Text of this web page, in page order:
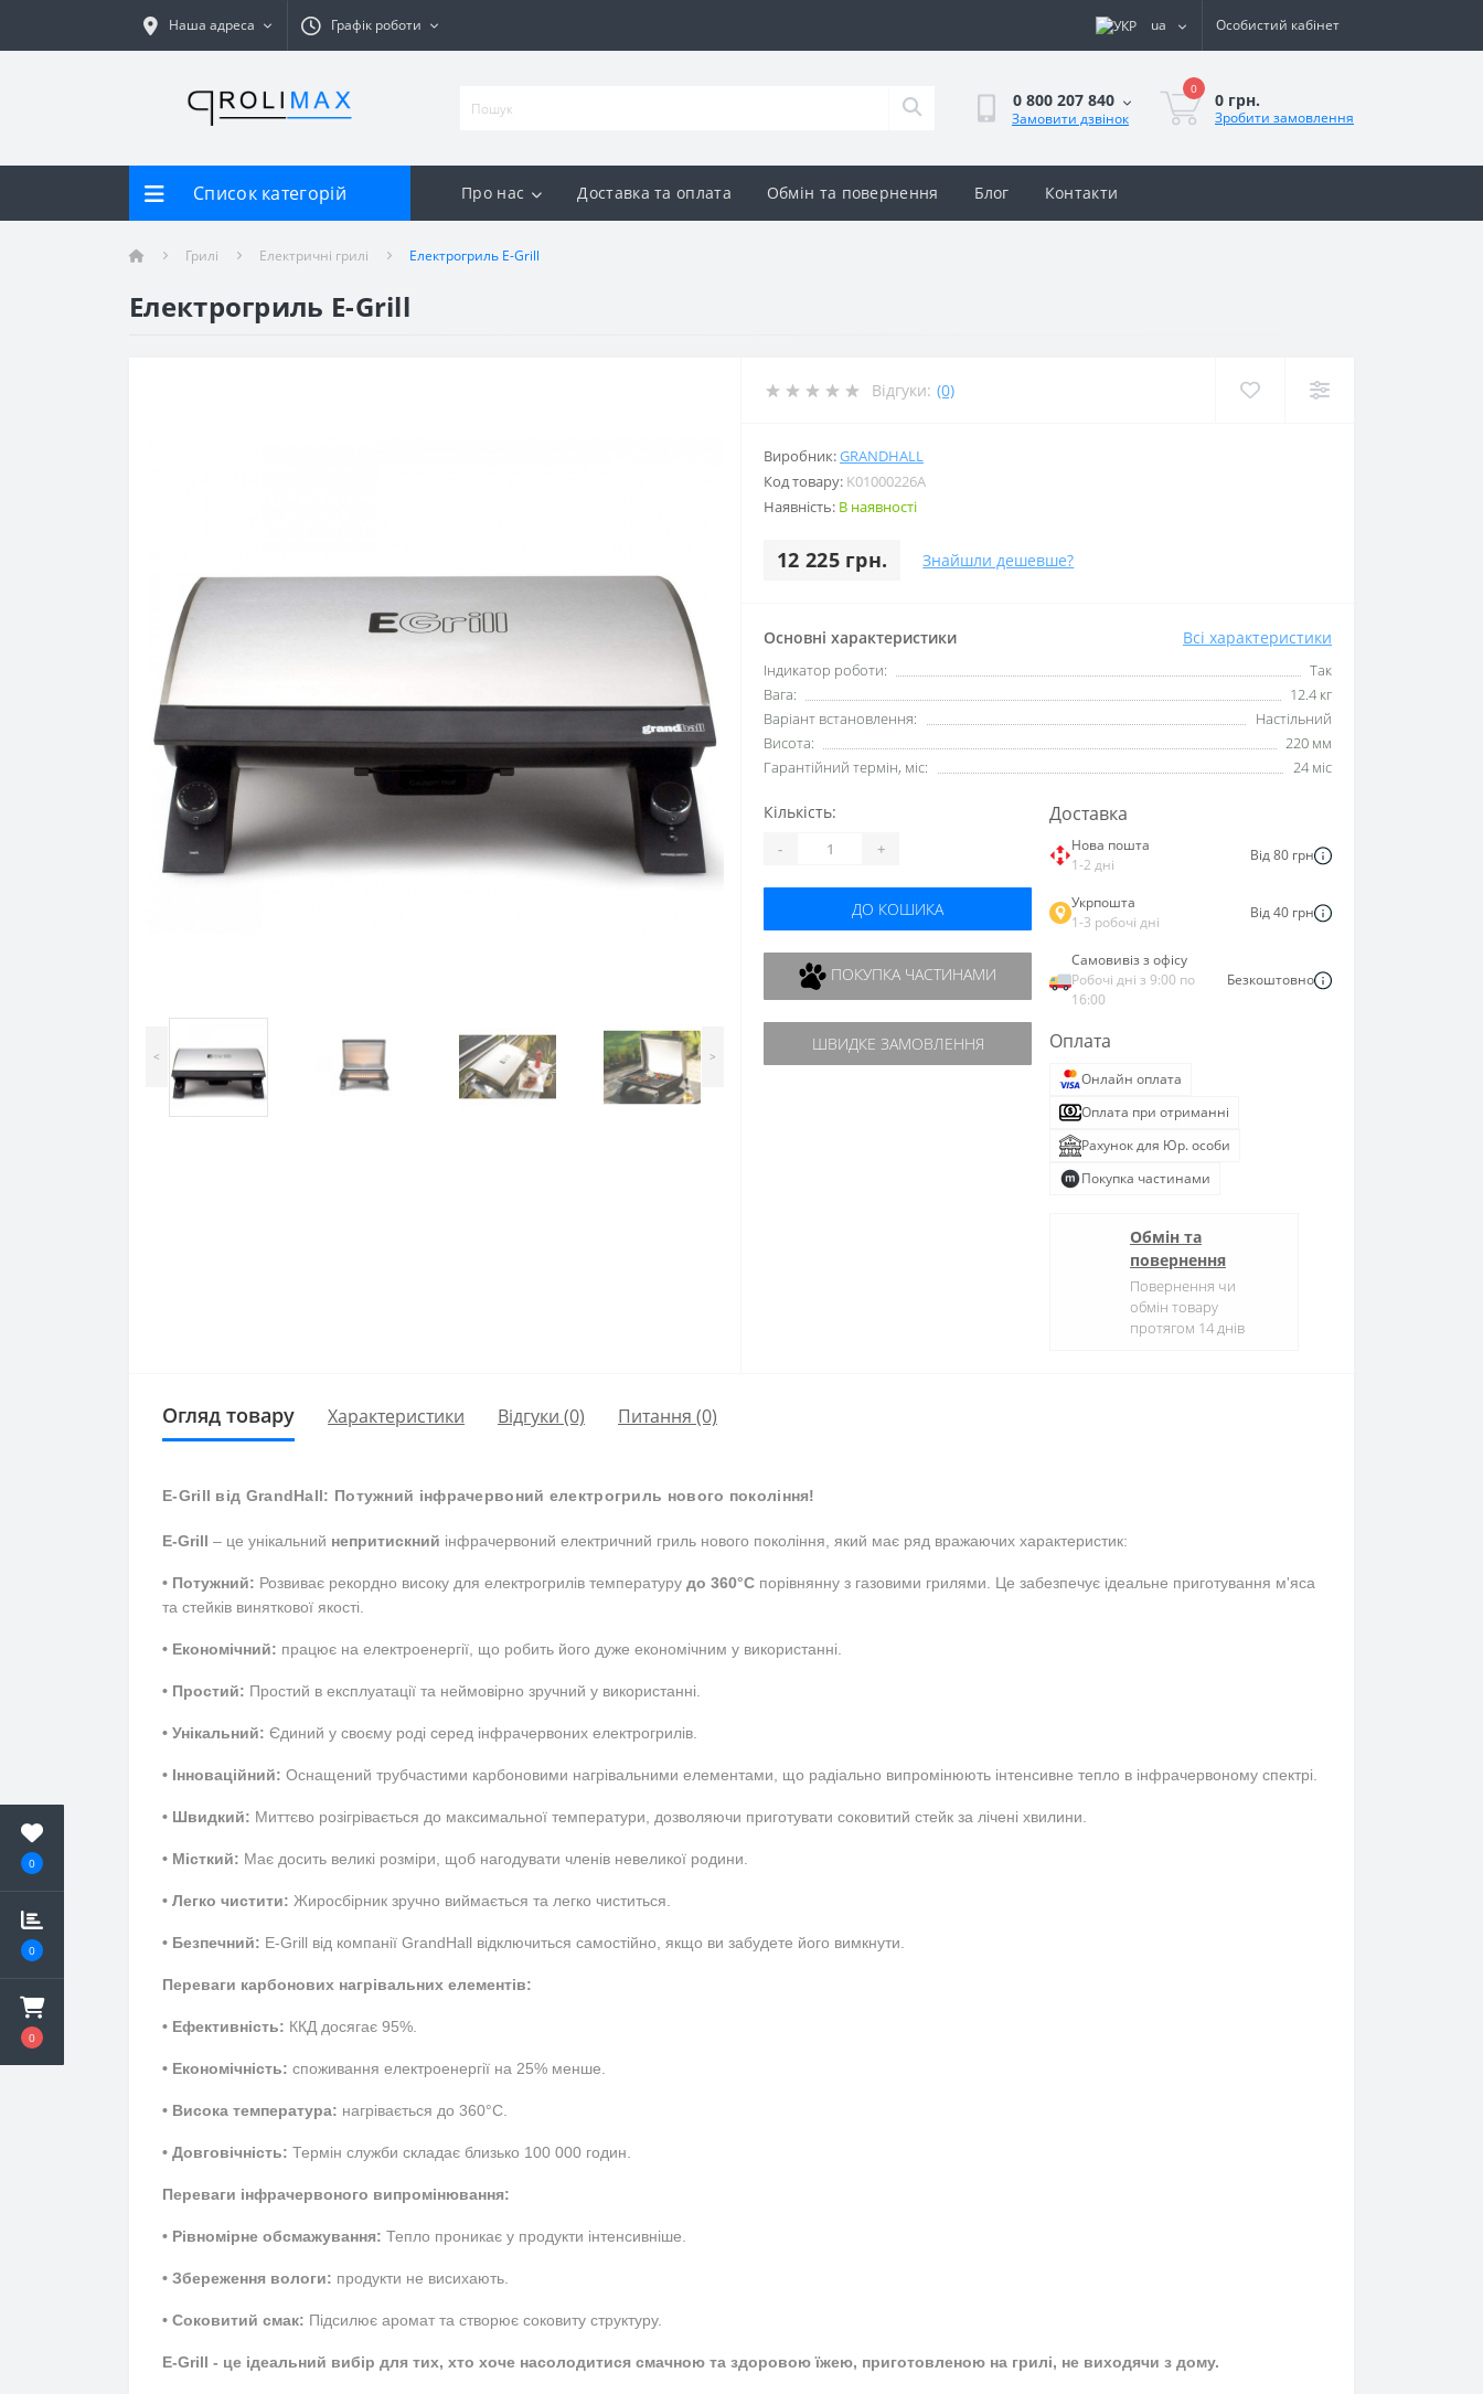
0
0
0
Наша адреса Графік роботи ua Особистий кабінет
0 800 207 840
Замовити дзвінок
0
0 грн.
Зробити замовлення
Список категорій Про нас Доставка та оплата Обмін та повернення Блог Контакти
Грилі Електричні грилі Електрогриль E-Grill
Електрогриль E-Grill
< >
Відгуки: (0)
Виробник:GRANDHALL
Код товару: K01000226A
Наявність: В наявності
12 225 грн. Знайшли дешевше?
Основні характеристики Всі характеристики
Індикатор роботи:
Так
Вага:
12.4 кг
Варіант встановлення:
Настільний
Висота:
220 мм
Гарантійний термін, міс:
24 міс
Кількість:
- +
ДО КОШИКА
ПОКУПКА ЧАСТИНАМИ
ШВИДКЕ ЗАМОВЛЕННЯ
Доставка
Нова пошта
1-2 дні
Від 80 грн
Укрпошта
1-3 робочі дні
Від 40 грн
Самовивіз з офісу
Робочі дні з 9:00 по
16:00
Безкоштовно
Оплата
Онлайн оплата
Оплата при отриманні
Рахунок для Юр. особи
Покупка частинами
Обмін та
повернення
Повернення чи
обмін товару
протягом 14 днів
Огляд товару Характеристики Відгуки (0) Питання (0)
E-Grill від GrandHall: Потужний інфрачервоний електрогриль нового покоління!
E-Grill – це унікальний непритискний інфрачервоний електричний гриль нового покоління, який має ряд вражаючих характеристик:
• Потужний: Розвиває рекордно високу для електрогрилів температуру до 360°C порівнянну з газовими грилями. Це забезпечує ідеальне приготування м'яса
та стейків виняткової якості.
• Економічний: працює на електроенергії, що робить його дуже економічним у використанні.
• Простий: Простий в експлуатації та неймовірно зручний у використанні.
• Унікальний: Єдиний у своєму роді серед інфрачервоних електрогрилів.
• Інноваційний: Оснащений трубчастими карбоновими нагрівальними елементами, що радіально випромінюють інтенсивне тепло в інфрачервоному спектрі.
• Швидкий: Миттєво розігрівається до максимальної температури, дозволяючи приготувати соковитий стейк за лічені хвилини.
• Місткий: Має досить великі розміри, щоб нагодувати членів невеликої родини.
• Легко чистити: Жиросбірник зручно виймається та легко чиститься.
• Безпечний: E-Grill від компанії GrandHall відключиться самостійно, якщо ви забудете його вимкнути.
Переваги карбонових нагрівальних елементів:
• Ефективність: ККД досягає 95%.
• Економічність: споживання електроенергії на 25% менше.
• Висока температура: нагрівається до 360°C.
• Довговічність: Термін служби складає близько 100 000 годин.
Переваги інфрачервоного випромінювання:
• Рівномірне обсмажування: Тепло проникає у продукти інтенсивніше.
• Збереження вологи: продукти не висихають.
• Соковитий смак: Підсилює аромат та створює соковиту структуру.
E-Grill - це ідеальний вибір для тих, хто хоче насолодитися смачною та здоровою їжею, приготовленою на грилі, не виходячи з дому.